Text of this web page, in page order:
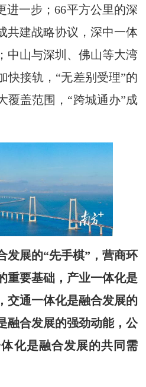
进一步；66平方公里的深
共建战略协议，深中一体
中山与深圳、佛山等大湾
快接轨，“无差别受理”的
覆盖范围，“跨城通办”成
发展的“先手棋”，营商环
重要基础，产业一体化是
交通一体化是融合发展的
融合发展的强劲动能，公
化是融合发展的共同需